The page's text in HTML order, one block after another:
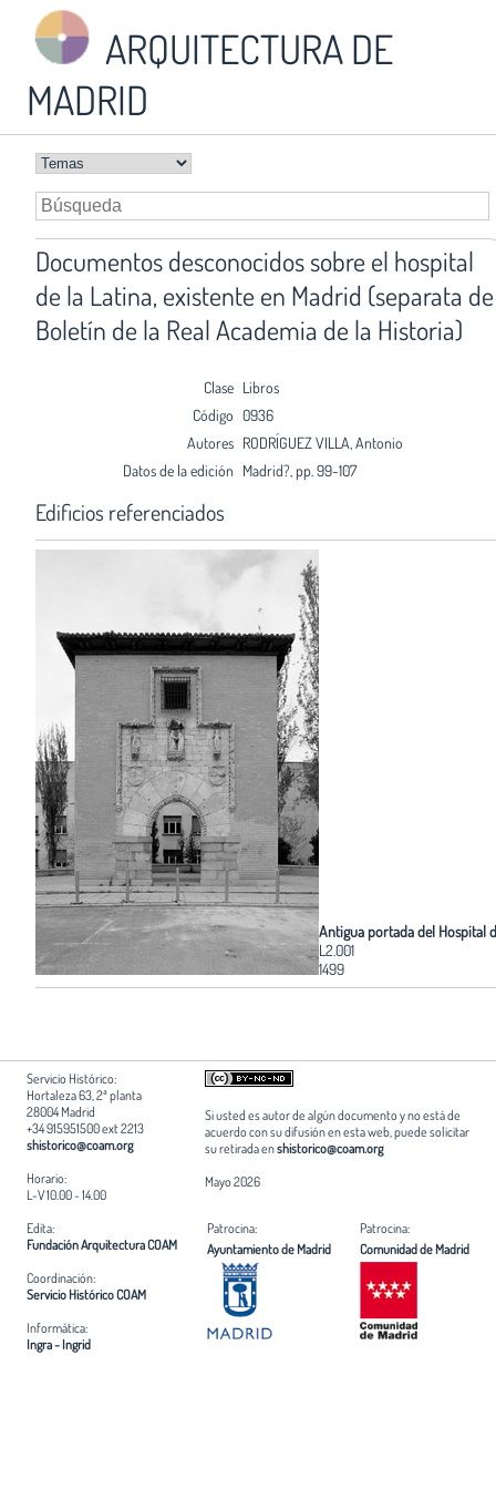
ARQUITECTURA DE
MADRID
Documentos desconocidos sobre el hospital
de la Latina, existente en Madrid (separata de
Boletín de la Real Academia de la Historia)
Clase Libros
Código 0936
Autores RODRÍGUEZ VILLA, Antonio
Datos de la edición Madrid?, pp. 99-107
Edificios referenciados
Antigua portada del Hospital
L2.001
1499
Servicio Histórico:
Hortaleza 63, 2ª planta
28004 Madrid
+34 915951500 ext 2213
shistorico@coam.org
Horario:
L-V 10.00 - 14.00
Si usted es autor de algún documento y no está de
acuerdo con su difusión en esta web, puede solicitar
su retirada enshistorico@coam.org
Mayo 2026
Edita:
Fundación Arquitectura COAM
Coordinación:
Servicio Histórico COAM
Informática:
Ingra - Ingrid
Patrocina:
Ayuntamiento de Madrid
Patrocina:
Comunidad de Madrid